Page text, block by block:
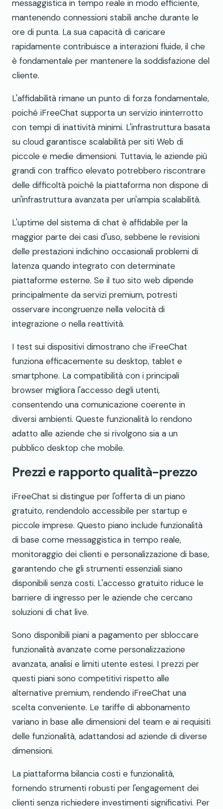
messaggistica in tempo reale in modo efficiente,
mantenendo connessioni stabili anche durante le
ore di punta. La sua capacità di caricare
rapidamente contribuisce a interazioni fluide, il che
è fondamentale per mantenere la soddisfazione del
cliente.
L'affidabilità rimane un punto di forza fondamentale,
poiché iFreeChat supporta un servizio ininterrotto
con tempi di inattività minimi. L'infrastruttura basata
su cloud garantisce scalabilità per siti Web di
piccole e medie dimensioni. Tuttavia, le aziende più
grandi con traffico elevato potrebbero riscontrare
delle difficoltà poiché la piattaforma non dispone di
un'infrastruttura avanzata per un'ampia scalabilità.
L'uptime del sistema di chat è affidabile per la
maggior parte dei casi d'uso, sebbene le revisioni
delle prestazioni indichino occasionali problemi di
latenza quando integrato con determinate
piattaforme esterne. Se il tuo sito web dipende
principalmente da servizi premium, potresti
osservare incongruenze nella velocità di
integrazione o nella reattività.
I test sui dispositivi dimostrano che iFreeChat
funziona efficacemente su desktop, tablet e
smartphone. La compatibilità con i principali
browser migliora l'accesso degli utenti,
consentendo una comunicazione coerente in
diversi ambienti. Queste funzionalità lo rendono
adatto alle aziende che si rivolgono sia a un
pubblico desktop che mobile.
Prezzi e rapporto qualità-prezzo
iFreeChat si distingue per l'offerta di un piano
gratuito, rendendolo accessibile per startup e
piccole imprese. Questo piano include funzionalità
di base come messaggistica in tempo reale,
monitoraggio dei clienti e personalizzazione di base,
garantendo che gli strumenti essenziali siano
disponibili senza costi. L'accesso gratuito riduce le
barriere di ingresso per le aziende che cercano
soluzioni di chat live.
Sono disponibili piani a pagamento per sbloccare
funzionalità avanzate come personalizzazione
avanzata, analisi e limiti utente estesi. I prezzi per
questi piani sono competitivi rispetto alle
alternative premium, rendendo iFreeChat una
scelta conveniente. Le tariffe di abbonamento
variano in base alle dimensioni del team e ai requisiti
delle funzionalità, adattandosi ad aziende di diverse
dimensioni.
La piattaforma bilancia costi e funzionalità,
fornendo strumenti robusti per l'engagement dei
clienti senza richiedere investimenti significativi. Per